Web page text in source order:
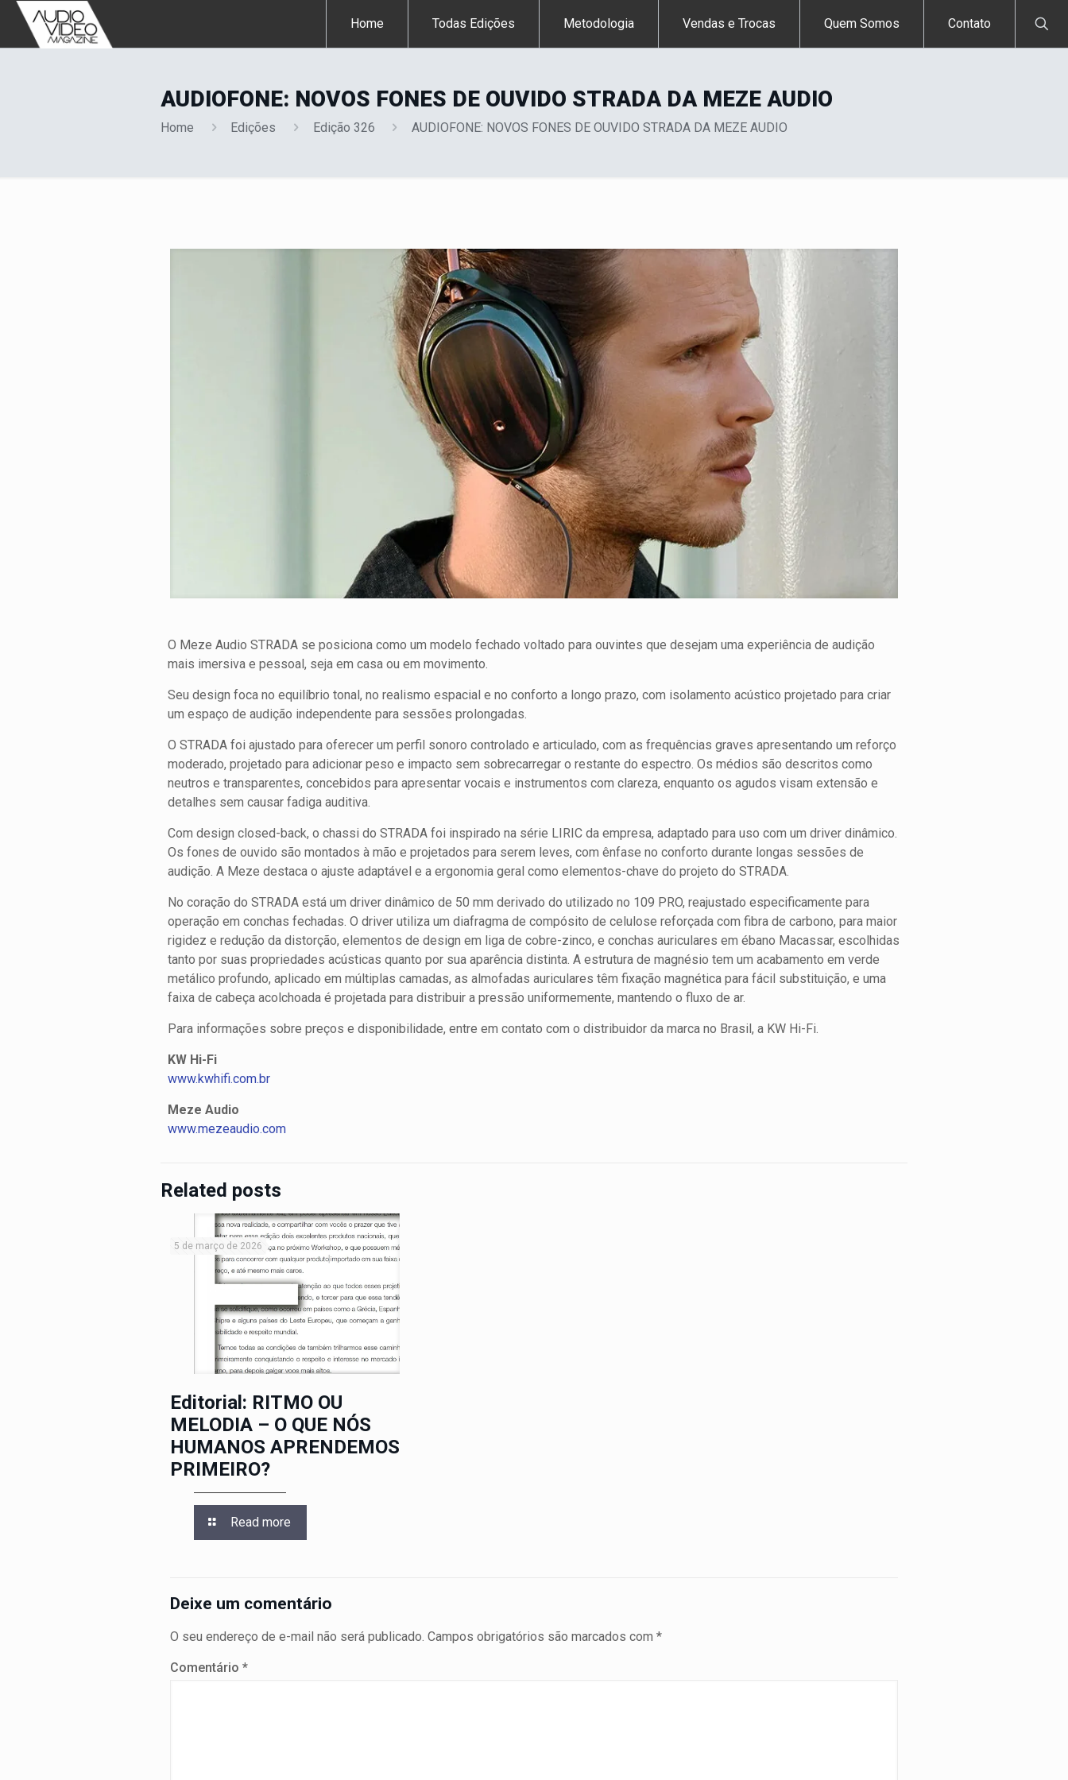
Home Todas Edições Metodologia Vendas e Trocas Quem Somos Contato
AUDIOFONE: NOVOS FONES DE OUVIDO STRADA DA MEZE AUDIO
Home Edições Edição 326 AUDIOFONE: NOVOS FONES DE OUVIDO STRADA DA MEZE AUDIO
O Meze Audio STRADA se posiciona como um modelo fechado voltado para ouvintes que desejam uma experiência de audição
mais imersiva e pessoal, seja em casa ou em movimento.
Seu design foca no equilíbrio tonal, no realismo espacial e no conforto a longo prazo, com isolamento acústico projetado para criar
um espaço de audição independente para sessões prolongadas.
O STRADA foi ajustado para oferecer um perfil sonoro controlado e articulado, com as frequências graves apresentando um reforço
moderado, projetado para adicionar peso e impacto sem sobrecarregar o restante do espectro. Os médios são descritos como
neutros e transparentes, concebidos para apresentar vocais e instrumentos com clareza, enquanto os agudos visam extensão e
detalhes sem causar fadiga auditiva.
Com design closed-back, o chassi do STRADA foi inspirado na série LIRIC da empresa, adaptado para uso com um driver dinâmico.
Os fones de ouvido são montados à mão e projetados para serem leves, com ênfase no conforto durante longas sessões de
audição. A Meze destaca o ajuste adaptável e a ergonomia geral como elementos-chave do projeto do STRADA.
No coração do STRADA está um driver dinâmico de 50 mm derivado do utilizado no 109 PRO, reajustado especificamente para
operação em conchas fechadas. O driver utiliza um diafragma de compósito de celulose reforçada com fibra de carbono, para maior
rigidez e redução da distorção, elementos de design em liga de cobre-zinco, e conchas auriculares em ébano Macassar, escolhidas
tanto por suas propriedades acústicas quanto por sua aparência distinta. A estrutura de magnésio tem um acabamento em verde
metálico profundo, aplicado em múltiplas camadas, as almofadas auriculares têm fixação magnética para fácil substituição, e uma
faixa de cabeça acolchoada é projetada para distribuir a pressão uniformemente, mantendo o fluxo de ar.
Para informações sobre preços e disponibilidade, entre em contato com o distribuidor da marca no Brasil, a KW Hi-Fi.
KW Hi-Fi
www.kwhifi.com.br
Meze Audio
www.mezeaudio.com
Related posts
5 de março de 2026
Editorial: RITMO OU
MELODIA – O QUE NÓS
HUMANOS APRENDEMOS
PRIMEIRO?
Read more
Deixe um comentário
O seu endereço de e-mail não será publicado. Campos obrigatórios são marcados com *
Comentário *